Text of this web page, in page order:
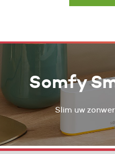
Somfy
Slim uw